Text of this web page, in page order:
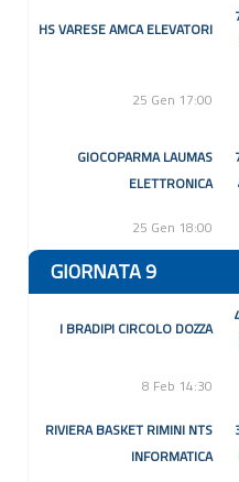
HS VARESE AMCA ELEVATORI
25 Gen 17:00
GIOCOPARMA LAUMAS
ELETTRONICA
25 Gen 18:00
GIORNATA 9
I BRADIPI CIRCOLO DOZZA
8 Feb 14:30
RIVIERA BASKET RIMINI NTS
INFORMATICA